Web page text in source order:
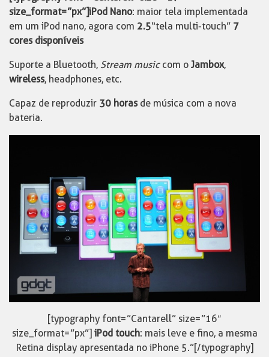
size_format=”px”]iPod Nano: maior tela implementada
em um iPod nano, agora com 2.5“tela multi-touch” 7
cores disponíveis
Suporte a Bluetooth, Stream musiccom o Jambox,
wireless, headphones, etc.
Capaz de reproduzir 30 horasde música com a nova
bateria.
[typography font=”Cantarell” size=”16″
size_format=”px”] iPod touch: mais leve e fino, a mesma
Retina display apresentada no iPhone 5.”[/typography]